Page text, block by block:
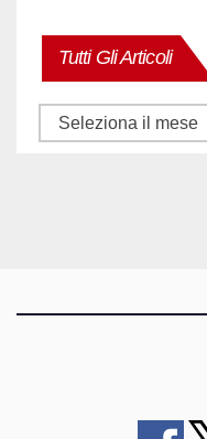
Tutti Gli Articoli
Tutti